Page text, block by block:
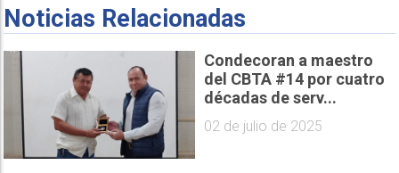
Noticias Relacionadas
Condecoran a maestro
del CBTA #14 por cuatro
décadas de serv...
02 de julio de 2025